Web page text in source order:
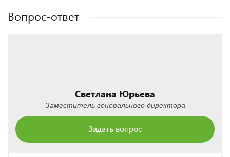
Вопрос-ответ
Светлана Юрьева
Заместитель генерального директора
Задать вопрос